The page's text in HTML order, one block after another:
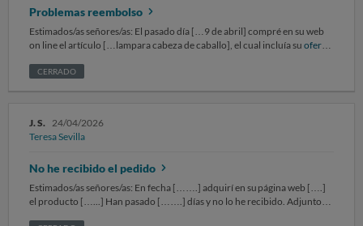
Problemas reembolso
Estimados/as señores/as: El pasado día […9 de abril] compré en su web
on line el artículo […lampara cabeza de caballo], el cual incluía su oferta
ustedes porque el artículo recibido no se corresponde con el pedido
CERRADO
J. S. 24/04/2026
Teresa Sevilla
No he recibido el pedido
Estimados/as señores/as: En fecha […….] adquirí en su página web [….]
el producto […...] Han pasado […….] días y no lo he recibido. Adjunto